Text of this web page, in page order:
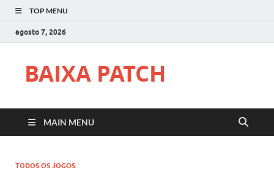
TOP MENU
agosto 7, 2026
BAIXA PATCH
MAIN MENU
TODOS OS JOGOS